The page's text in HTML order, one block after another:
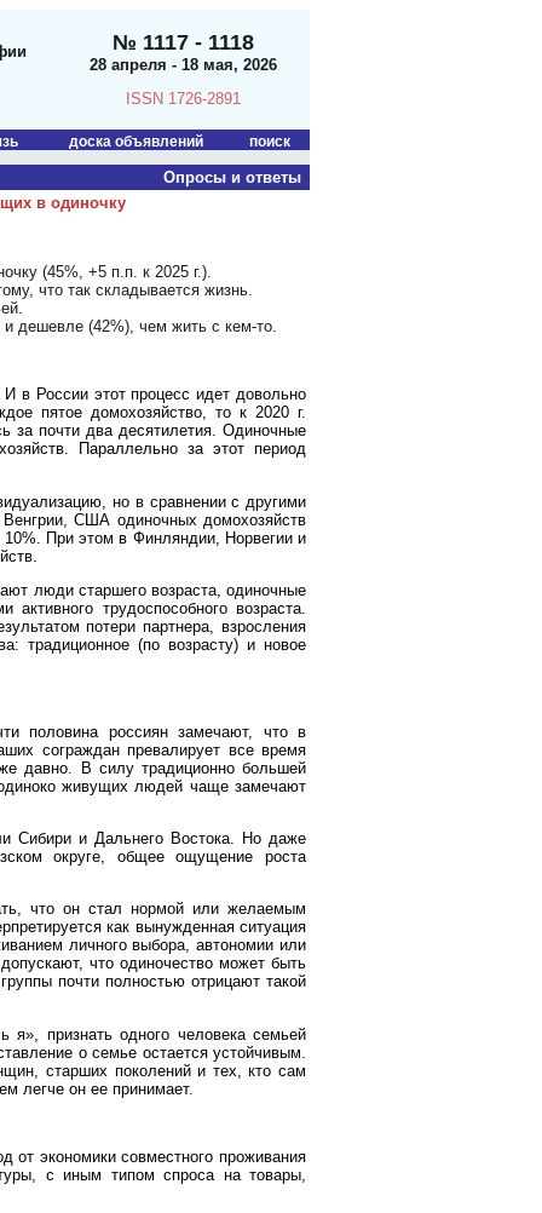
№ 1117 - 1118
28 апреля - 18 мая, 2026
ISSN 1726-2891
доска объявлений поиск
Опросы и ответы
в одиночку
(45%, +5 п.п. к 2025 г.).
что так складывается жизнь.
дешевле (42%), чем жить с кем-то.
в России этот процесс идет довольно
пятое домохозяйство, то к 2020 г.
за почти два десятилетия. Одиночные
Параллельно за этот период
но в сравнении с другими
США одиночных домохозяйств
При этом в Финляндии, Норвегии и
люди старшего возраста, одиночные
трудоспособного возраста.
потери партнера, взросления
традиционное (по возрасту) и новое
половина россиян замечают, что в
сограждан превалирует все время
давно. В силу традиционно большей
живущих людей чаще замечают
Сибири и Дальнего Востока. Но даже
округе, общее ощущение роста
что он стал нормой или желаемым
как вынужденная ситуация
личного выбора, автономии или
что одиночество может быть
почти полностью отрицают такой
признать одного человека семьей
о семье остается устойчивым.
старших поколений и тех, кто сам
легче он ее принимает.
от экономики совместного проживания
с иным типом спроса на товары,